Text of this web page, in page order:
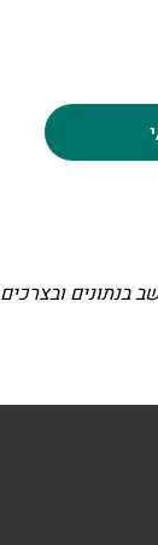
בנתונים ובצרכים